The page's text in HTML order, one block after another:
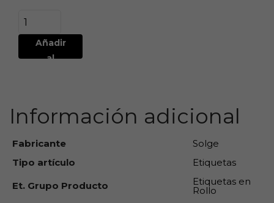
Añadir
al
Información adicional
Fabricante
Solge
Tipo artículo
Etiquetas
Et. Grupo Producto
Etiquetas en
Rollo